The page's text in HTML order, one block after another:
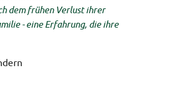
dem frühen Verlust ihrer
- eine Erfahrung, die ihre